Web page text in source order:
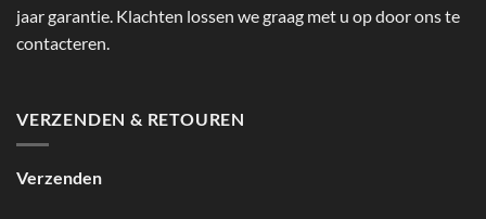
jaar garantie. Klachten lossen we graag met u op door ons te
contacteren.
VERZENDEN & RETOUREN
Verzenden